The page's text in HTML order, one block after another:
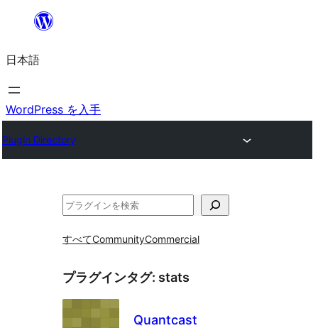
を
ス
キ
プ
日本語
WordPress を入手
Plugin Directory
検
すべてCommunityCommercial
プラグインタグ: stats
Quantcast